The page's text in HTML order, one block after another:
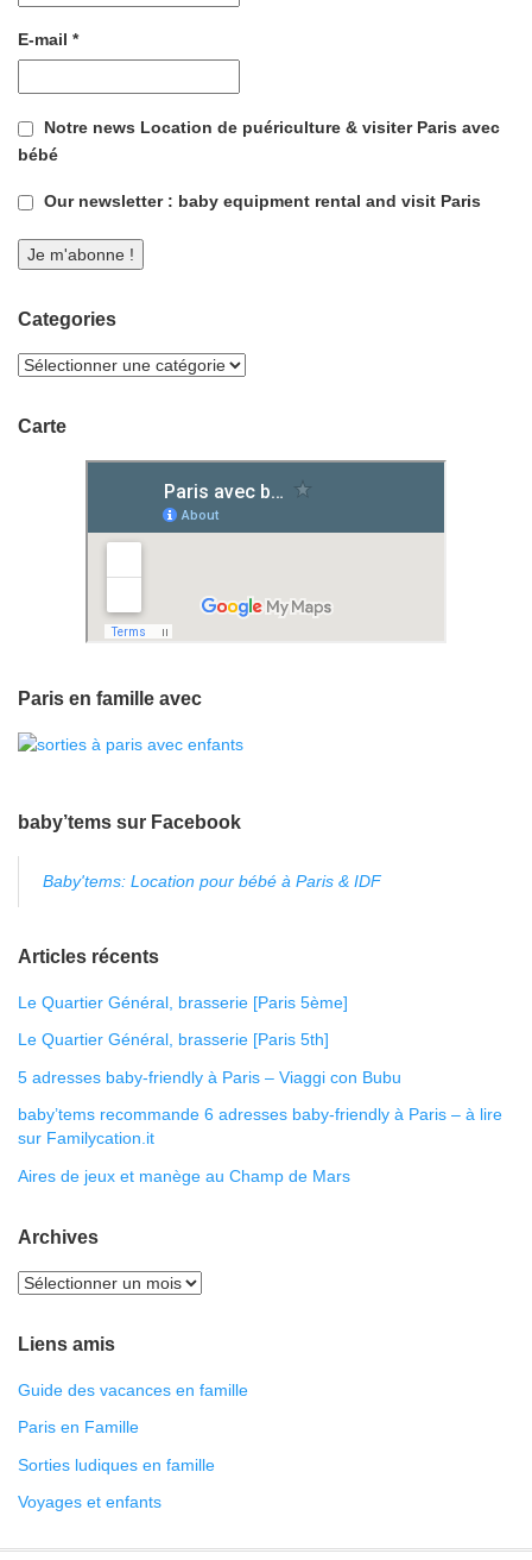
E-mail *
Notre news Location de puériculture & visiter Paris avec
bébé
Our newsletter : baby equipment rental and visit Paris
Categories
Carte
Paris en famille avec
baby’tems sur Facebook
Baby'tems: Location pour bébé à Paris & IDF
Articles récents
Le Quartier Général, brasserie [Paris 5ème]
Le Quartier Général, brasserie [Paris 5th]
5 adresses baby-friendly à Paris – Viaggi con Bubu
baby’tems recommande 6 adresses baby-friendly à Paris – à lire
sur Familycation.it
Aires de jeux et manège au Champ de Mars
Archives
Liens amis
Guide des vacances en famille
Paris en Famille
Sorties ludiques en famille
Voyages et enfants